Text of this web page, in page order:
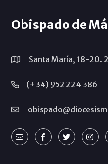
Obispado de
Santa María, 18-20.
(+34) 952 224 386